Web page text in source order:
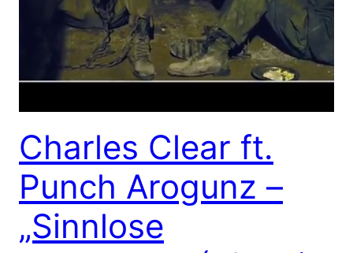
Charles Clear ft.
Punch Arogunz –
„Sinnlose